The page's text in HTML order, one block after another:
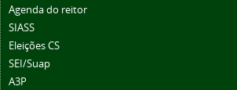
Agenda do reitor
SIASS
Eleições CS
SEI/Suap
A3P